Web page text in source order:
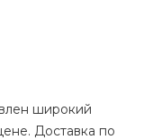
широкий
Доставка по